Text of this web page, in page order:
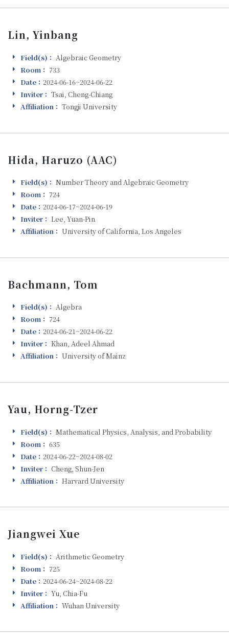
Lin, Yinbang
Field(s)
Field(s)： Algebraic Geometry
Room
Room： 733
Visiting
Date： 2024-06-16~2024-06-22
Inviter
Inviter： Tsai, Cheng-Chiang
Affiliation
Affiliation： Tongji University
Hida, Haruzo (AAC)
Field(s)
Field(s)： Number Theory and Algebraic Geometry
Room
Room： 724
Visiting
Date： 2024-06-17~2024-06-19
Inviter
Inviter： Lee, Yuan-Pin
Affiliation
Affiliation： University of California, Los Angeles
Bachmann, Tom
Field(s)
Field(s)： Algebra
Room
Room： 724
Visiting
Date： 2024-06-21~2024-06-22
Inviter
Inviter： Khan, Adeel Ahmad
Affiliation
Affiliation： University of Mainz
Yau, Horng-Tzer
Field(s)
Field(s)： Mathematical Physics, Analysis, and Probability
Room
Room： 635
Visiting
Date： 2024-06-22~2024-08-02
Inviter
Inviter： Cheng, Shun-Jen
Affiliation
Affiliation： Harvard University
Jiangwei Xue
Field(s)
Field(s)： Arithmetic Geometry
Room
Room： 725
Visiting
Date： 2024-06-24~2024-08-22
Inviter
Inviter： Yu, Chia-Fu
Affiliation
Affiliation： Wuhan University